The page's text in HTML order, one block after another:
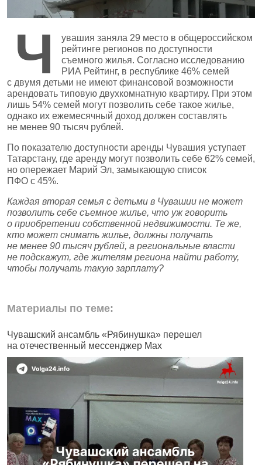
Ч
увашия заняла 29 место в общероссийском
рейтинге регионов по доступности
съемного жилья. Согласно исследованию
РИА Рейтинг, в республике 46% семей
с двумя детьми не имеют финансовой возможности
арендовать типовую двухкомнатную квартиру. При этом
лишь 54% семей могут позволить себе такое жилье,
однако их ежемесячный доход должен составлять
не менее 90 тысяч рублей.
По показателю доступности аренды Чувашия уступает
Татарстану, где аренду могут позволить себе 62% семей,
но опережает Марий Эл, замыкающую список
ПФО с 45%.
Каждая вторая семья с детьми в Чувашии не может
позволить себе съемное жилье, что уж говорить
о приобретении собственной недвижимости. Те же,
кто может снимать жилье, должны получать
не менее 90 тысяч рублей, а региональные власти
не подскажут, где жителям региона найти работу,
чтобы получать такую зарплату?
Материалы по теме:
Чувашский ансамбль «Рябинушка» перешел
на отечественный мессенджер Max